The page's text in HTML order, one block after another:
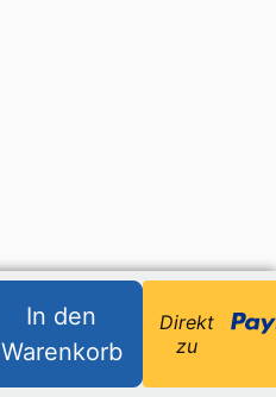
In den
Warenkorb
Direkt
zu